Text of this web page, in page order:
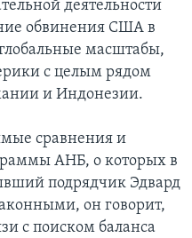
деятельности
обвинения США в
масштабы,
с целым рядом
и Индонезии.
сравнения и
АНБ, о которых в
подрядчик Эдвард
он говорит,
с поиском баланса